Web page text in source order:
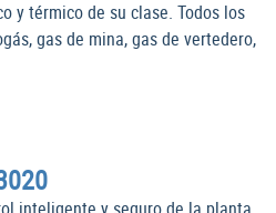
y térmico de su clase. Todos los
gas de mina, gas de vertedero,